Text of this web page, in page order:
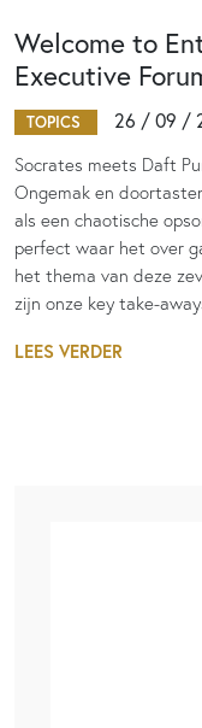
Welcome to
Executive
TOPICS 26 / 09 /
Socrates meets Daft
Ongemak en
als een chaotische
perfect waar het over
het thema van deze
zijn onze key take-
LEES VERDER